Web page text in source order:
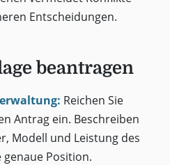
Entscheidungen.
beantragen
Reichen Sie
Antrag ein. Beschreiben
Modell und Leistung des
genaue Position.